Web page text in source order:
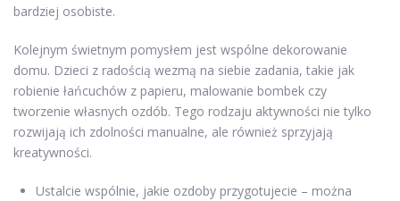
bardziej osobiste.
Kolejnym świetnym pomysłem jest wspólne dekorowanie
domu. Dzieci z radością wezmą na siebie zadania, takie jak
robienie łańcuchów z papieru, malowanie bombek czy
tworzenie własnych ozdób. Tego rodzaju aktywności nie tylko
rozwijają ich zdolności manualne, ale również sprzyjają
kreatywności.
Ustalcie wspólnie, jakie ozdoby przygotujecie – można